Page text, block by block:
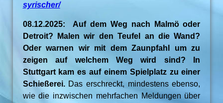
syrischer/
08.12.2025: Auf dem Weg nach Malmö oder
Detroit? Malen wir den Teufel an die Wand?
Oder warnen wir mit dem Zaunpfahl um zu
zeigen auf welchem Weg wird sind? In
Stuttgart kam es auf einem Spielplatz zu einer
Schießerei. Das erschreckt, mindestens ebenso,
wie die inzwischen mehrfachen Meldungen über